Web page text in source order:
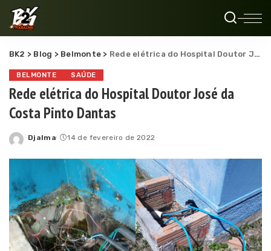
BK2 > Blog > Belmonte > Rede elétrica do Hospital Doutor José da Costa Pinto Dantas
BELMONTE SAÚDE
Rede elétrica do Hospital Doutor José da
Costa Pinto Dantas
Posted
Djalma 14 de fevereiro de 2022